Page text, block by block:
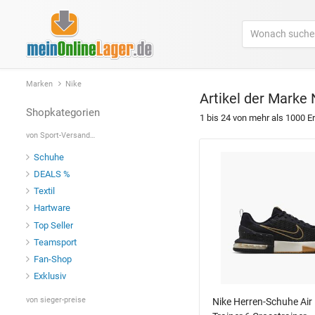
Marken Nike
Shopkategorien
von Sport-Versand24
Schuhe
DEALS %
Textil
Hartware
Top Seller
Teamsport
Fan-Shop
Exklusiv
von sieger-preise
Artikel der Marke
1 bis 24 von mehr als 1000
Nike Herren-Schuhe